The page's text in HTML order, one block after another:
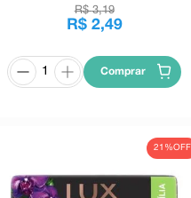
R$ 3,19
R$ 2,49
Comprar
21%OFF